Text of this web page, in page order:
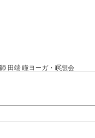
田端 瞳ヨーガ・瞑想会